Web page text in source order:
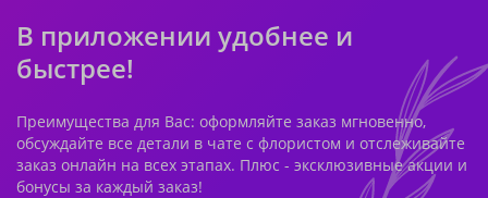
В приложении удобнее и
быстрее!
Преимущества для Вас: оформляйте заказ мгновенно,
обсуждайте все детали в чате с флористом и отслеживайте
заказ онлайн на всех этапах. Плюс - эксклюзивные акции и
бонусы за каждый заказ!